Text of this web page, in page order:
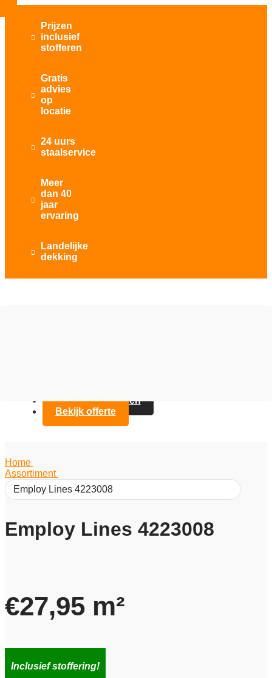

Prijzen
inclusief
stofferen

Gratis
advies
op
locatie

24 uurs
staalservice

Meer
dan 40
jaar
ervaring

Landelijke
dekking
Contact opnemen
Bekijk offerte
Home
Assortiment
Employ Lines 4223008
Employ Lines 4223008
€27,95 m²
Inclusief stoffering!